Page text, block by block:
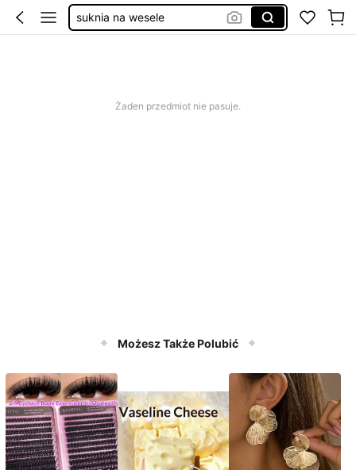
suknia na wesele
Żaden przedmiot nie pasuje.
Możesz Także Polubić